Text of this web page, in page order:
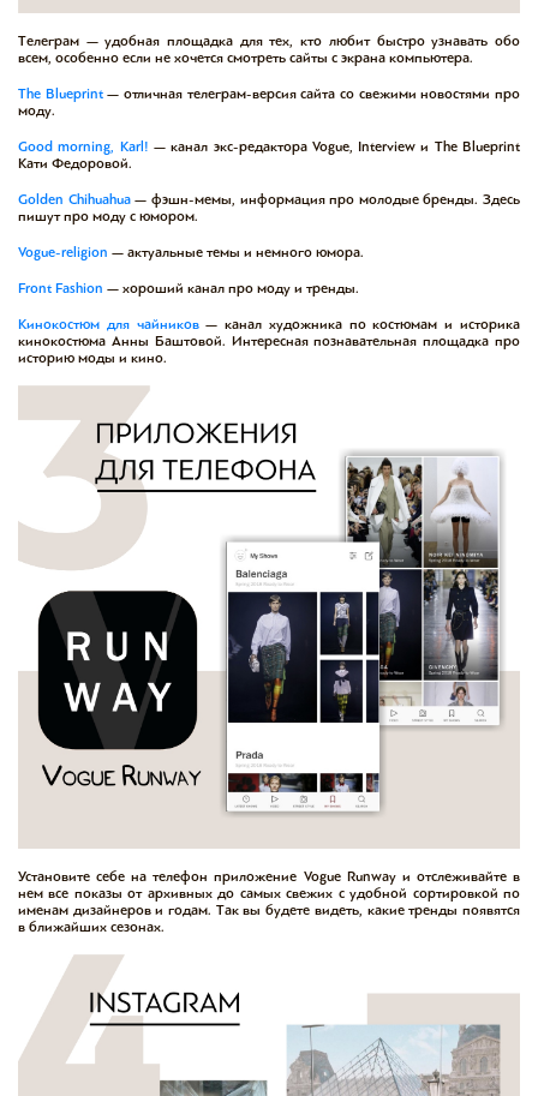
Телеграм — удобная площадка для тех, кто любит быстро узнавать обо
всем, особенно если не хочется смотреть сайты с экрана компьютера.
The Blueprint— отличная телеграм-версия сайта со свежими новостями про
моду.
Good morning, Karl! — канал экс-редактора Vogue, Interview и The Blueprint
Кати Федоровой.
Golden Chihuahua— фэшн-мемы, информация про молодые бренды. Здесь
пишут про моду с юмором.
Vogue-religion — актуальные темы и немного юмора.
Front Fashion — хороший канал про моду и тренды.
Кинокостюм для чайников— канал художника по костюмам и историка
кинокостюма Анны Баштовой. Интересная познавательная площадка про
историю моды и кино.
Установите себе на телефон приложение Vogue Runway и отслеживайте в
нем все показы от архивных до самых свежих с удобной сортировкой по
именам дизайнеров и годам. Так вы будете видеть, какие тренды появятся
в ближайших сезонах.